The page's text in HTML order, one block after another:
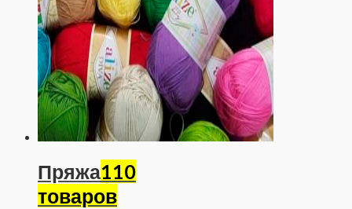
Пряжа110
товаров